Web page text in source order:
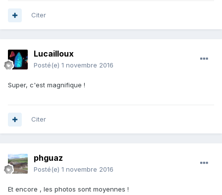
Citer
Lucailloux
Posté(e) 1 novembre 2016
Super, c'est magnifique !
Citer
phguaz
Posté(e) 1 novembre 2016
Et encore , les photos sont moyennes !